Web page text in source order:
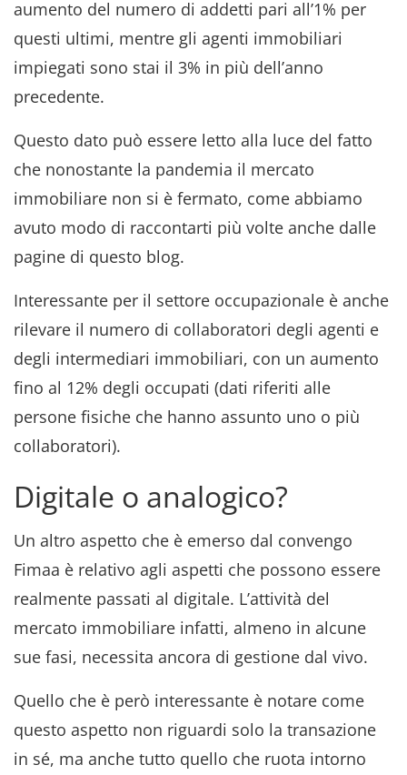
aumento del numero di addetti pari all’1% per
questi ultimi, mentre gli agenti immobiliari
impiegati sono stai il 3% in più dell’anno
precedente.
Questo dato può essere letto alla luce del fatto
che nonostante la pandemia il mercato
immobiliare non si è fermato, come abbiamo
avuto modo di raccontarti più volte anche dalle
pagine di questo blog.
Interessante per il settore occupazionale è anche
rilevare il numero di collaboratori degli agenti e
degli intermediari immobiliari, con un aumento
fino al 12% degli occupati (dati riferiti alle
persone fisiche che hanno assunto uno o più
collaboratori).
Digitale o analogico?
Un altro aspetto che è emerso dal convengo
Fimaa è relativo agli aspetti che possono essere
realmente passati al digitale. L’attività del
mercato immobiliare infatti, almeno in alcune
sue fasi, necessita ancora di gestione dal vivo.
Quello che è però interessante è notare come
questo aspetto non riguardi solo la transazione
in sé, ma anche tutto quello che ruota intorno